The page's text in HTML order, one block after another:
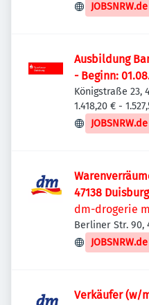
JOBSNRW.de
Ausbildung
- Beginn:
Königstraße 23,
1.418,20 € -
JOBSNRW.de
47138 Duisburg
dm-drogerie
Berliner Str. 90,
JOBSNRW.de
Verkäufer (w/